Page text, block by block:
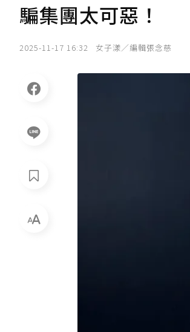
騙集團太可惡！
2025-11-17 16:32 女子漾／編輯張念慈